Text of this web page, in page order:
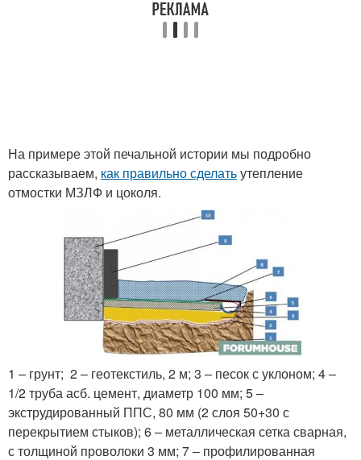
На примере этой печальной истории мы подробно
рассказываем, как правильно сделатьутепление
отмостки МЗЛФ и цоколя.
1 – грунт; 2 – геотекстиль, 2 м; 3 – песок с уклоном; 4 –
1/2 труба асб. цемент, диаметр 100 мм; 5 –
экструдированный ППС, 80 мм (2 слоя 50+30 с
перекрытием стыков); 6 – металлическая сетка сварная,
с толщиной проволоки 3 мм; 7 – профилированная